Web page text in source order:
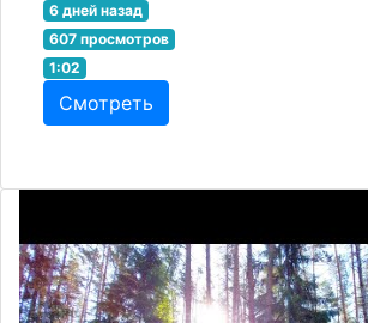
6 дней назад
607 просмотров
1:02
Смотреть